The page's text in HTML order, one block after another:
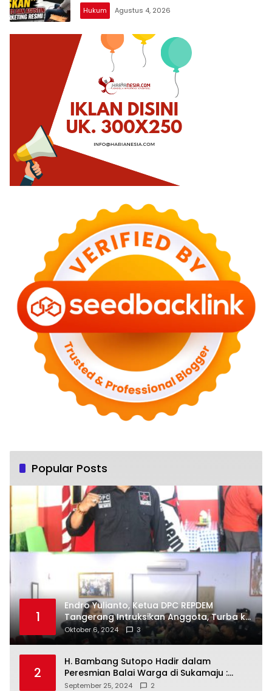
Hukum Agustus 4, 2026
Popular Posts
1
Endro Yulianto, Ketua DPC REPDEM
Tangerang Intruksikan Anggota, Turba ke
Masyarakat Dan Jalani Apa Yang di
Putuskan RAKERCABSUS
Oktober 6, 2024 3
2
H. Bambang Sutopo Hadir dalam
Peresmian Balai Warga di Sukamaju :
Wadah Baru untuk Kolaborasi dan
September 25, 2024 2